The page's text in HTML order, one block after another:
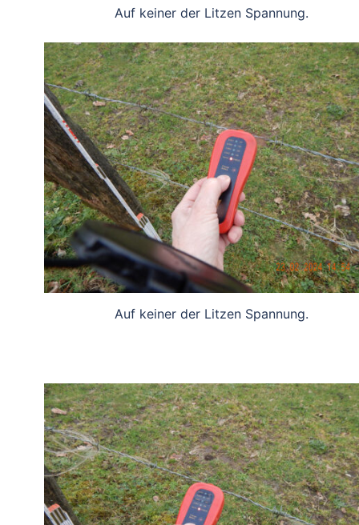
Auf keiner der Litzen Spannung.
Auf keiner der Litzen Spannung.